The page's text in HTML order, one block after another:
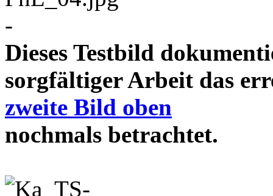
-
Dieses Testbild
sorgfältiger Arbeit das
zweite Bild oben
nochmals